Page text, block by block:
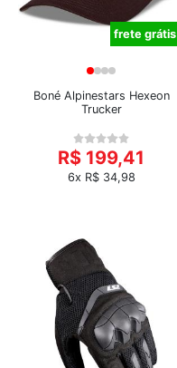
frete grátis
Boné Alpinestars Hexeon
Trucker
R$ 199,41
6x R$ 34,98